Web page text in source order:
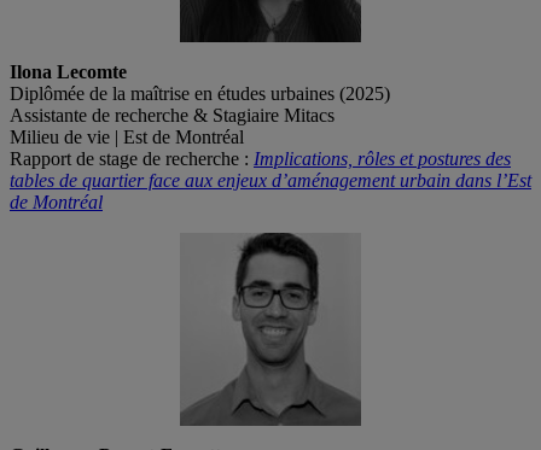
Ilona Lecomte
Diplômée de la maîtrise en études urbaines (2025)
Assistante de recherche & Stagiaire Mitacs
Milieu de vie | Est de Montréal
Rapport de stage de recherche : Implications, rôles et postures des
tables de quartier face aux enjeux d’aménagement urbain dans l’Est
de Montréal